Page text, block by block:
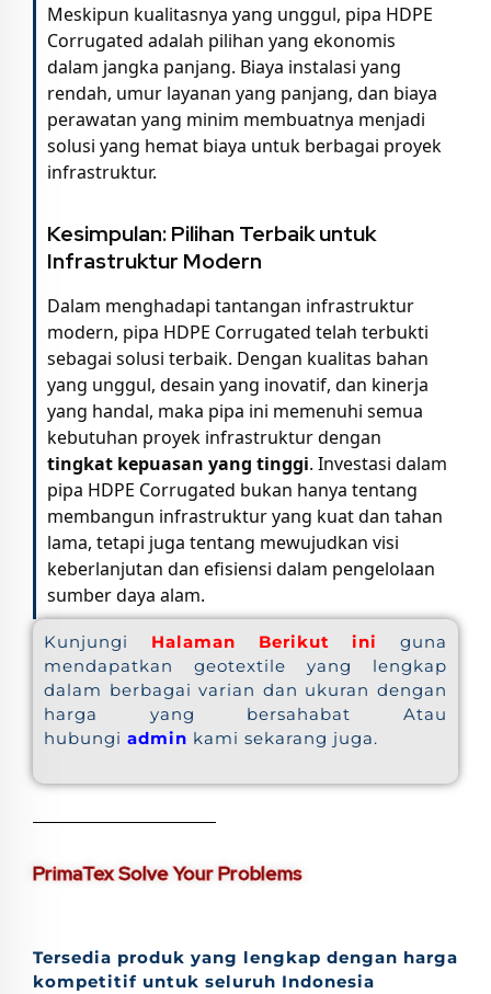
Meskipun kualitasnya yang unggul, pipa HDPE
Corrugated adalah pilihan yang ekonomis
dalam jangka panjang. Biaya instalasi yang
rendah, umur layanan yang panjang, dan biaya
perawatan yang minim membuatnya menjadi
solusi yang hemat biaya untuk berbagai proyek
infrastruktur.
Kesimpulan: Pilihan Terbaik untuk
Infrastruktur Modern
Dalam menghadapi tantangan infrastruktur
modern, pipa HDPE Corrugated telah terbukti
sebagai solusi terbaik. Dengan kualitas bahan
yang unggul, desain yang inovatif, dan kinerja
yang handal, maka pipa ini memenuhi semua
kebutuhan proyek infrastruktur dengan
tingkat kepuasan yang tinggi. Investasi dalam
pipa HDPE Corrugated bukan hanya tentang
membangun infrastruktur yang kuat dan tahan
lama, tetapi juga tentang mewujudkan visi
keberlanjutan dan efisiensi dalam pengelolaan
sumber daya alam.
Kunjungi Halaman Berikut ini
guna
mendapatkan geotextile yang lengkap
dalam berbagai varian dan ukuran dengan
harga yang bersahabat Atau
hubungi admin kami sekarang juga.
PrimaTex Solve Your Problems
Tersedia produk yang lengkap dengan harga
kompetitif untuk seluruh Indonesia